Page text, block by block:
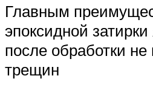
Главным
эпоксидной
после обработки не
трещин